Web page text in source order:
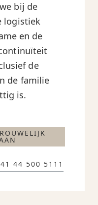
bij de
logistiek
en de
de
de familie
is.
44 500 5111